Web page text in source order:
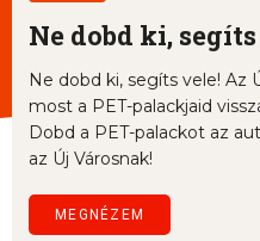
Ne dobd ki,
Ne dobd ki, segíts vele! Az
most a PET-palackjaid
Dobd a PET-palackot az
az Új Városnak!
MEGNÉZEM